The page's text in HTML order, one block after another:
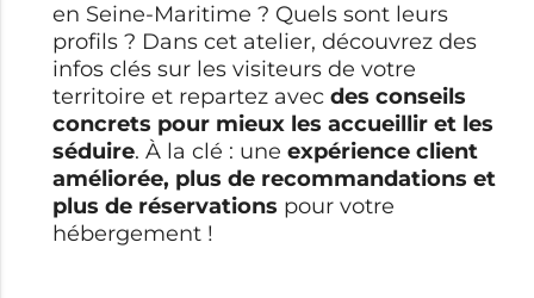
en Seine-Maritime ? Quels sont leurs
profils ? Dans cet atelier, découvrez des
infos clés sur les visiteurs de votre
territoire et repartez avec des conseils
concrets pour mieux les accueillir et les
séduire. À la clé : une expérience client
améliorée, plus de recommandations et
plus de réservations pour votre
hébergement !